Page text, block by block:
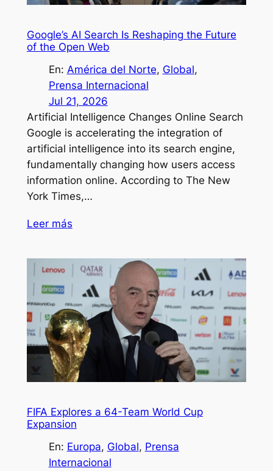
Google’s AI Search Is Reshaping the Future
of the Open Web
En: América del Norte, Global
Prensa Internacional
Jul 21, 2026
Artificial Intelligence Changes Online Search
Google is accelerating the integration of
artificial intelligence into its search engine,
fundamentally changing how users access
information online. According to The New
York Times,…
Leer más
FIFA Explores a 64-Team World Cup
Expansion
En: Europa, Global, Prensa
Internacional